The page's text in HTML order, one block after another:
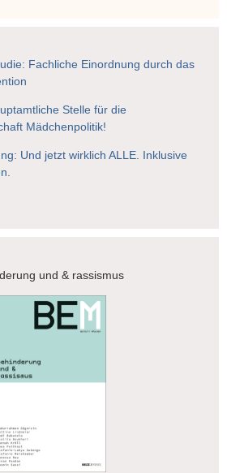
Fachliche Einordnung durch das
Stelle für die
Mädchenpolitik!
Und jetzt wirklich ALLE. Inklusive
und & rassismus